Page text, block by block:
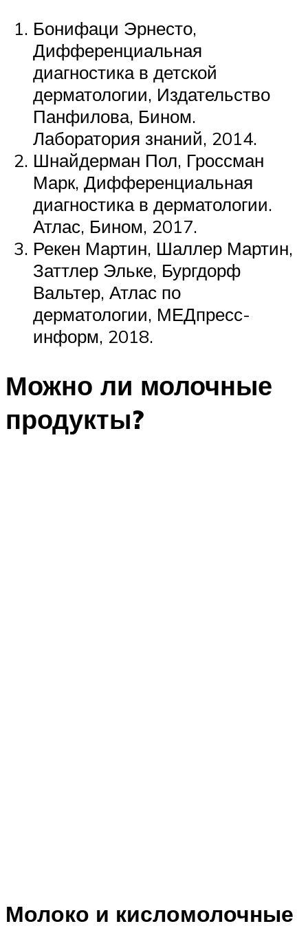
Бонифаци Эрнесто,
Дифференциальная
диагностика в детской
дерматологии, Издательство
Панфилова, Бином.
Лаборатория знаний, 2014.
Шнайдерман Пол, Гроссман
Марк, Дифференциальная
диагностика в дерматологии.
Атлас, Бином, 2017.
Рекен Мартин, Шаллер Мартин,
Заттлер Эльке, Бургдорф
Вальтер, Атлас по
дерматологии, МЕДпресс-
информ, 2018.
Можно ли молочные
продукты?
Молоко и кисломолочные